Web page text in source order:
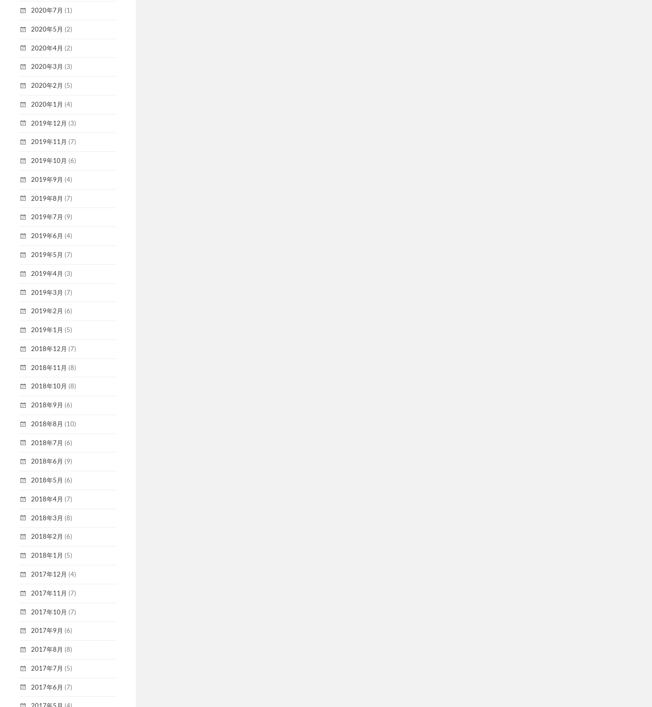
2020年7月 (1)
2020年5月 (2)
2020年4月 (2)
2020年3月 (3)
2020年2月 (5)
2020年1月 (4)
2019年12月 (3)
2019年11月 (7)
2019年10月 (6)
2019年9月 (4)
2019年8月 (7)
2019年7月 (9)
2019年6月 (4)
2019年5月 (7)
2019年4月 (3)
2019年3月 (7)
2019年2月 (6)
2019年1月 (5)
2018年12月 (7)
2018年11月 (8)
2018年10月 (8)
2018年9月 (6)
2018年8月 (10)
2018年7月 (6)
2018年6月 (9)
2018年5月 (6)
2018年4月 (7)
2018年3月 (8)
2018年2月 (6)
2018年1月 (5)
2017年12月 (4)
2017年11月 (7)
2017年10月 (7)
2017年9月 (6)
2017年8月 (8)
2017年7月 (5)
2017年6月 (7)